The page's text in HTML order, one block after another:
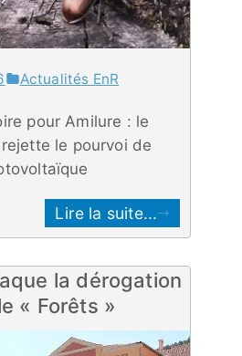
Actualités EnR
pour Amilure : le
rejette le pourvoi de
Lire la suite...
la dérogation
« Forêts »